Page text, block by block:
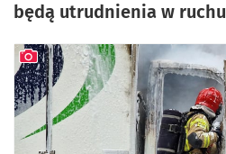
będą utrudnienia w ruchu